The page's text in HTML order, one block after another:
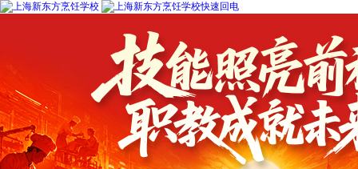
新东方烹饪教育（上海）杨老师 刚刚
零基础入学，毕业直通名企了解一下！